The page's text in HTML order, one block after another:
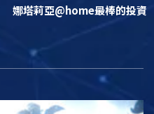
娜塔莉亞@home最棒的投資